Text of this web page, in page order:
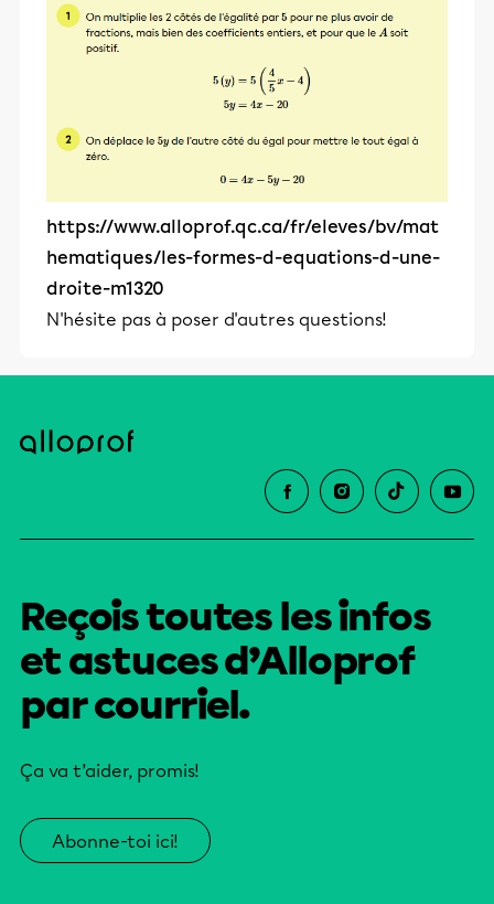
https://www.alloprof.qc.ca/fr/eleves/bv/mat
hematiques/les-formes-d-equations-d-une-
droite-m1320
N'hésite pas à poser d'autres questions!
Reçois toutes les infos
et astuces d’Alloprof
par courriel.
Ça va t’aider, promis!
Abonne-toi ici!